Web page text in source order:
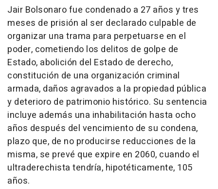
Jair Bolsonaro fue condenado a 27 años y tres
meses de prisión al ser declarado culpable de
organizar una trama para perpetuarse en el
poder, cometiendo los delitos de golpe de
Estado, abolición del Estado de derecho,
constitución de una organización criminal
armada, daños agravados a la propiedad pública
y deterioro de patrimonio histórico. Su sentencia
incluye además una inhabilitación hasta ocho
años después del vencimiento de su condena,
plazo que, de no producirse reducciones de la
misma, se prevé que expire en 2060, cuando el
ultraderechista tendría, hipotéticamente, 105
años.